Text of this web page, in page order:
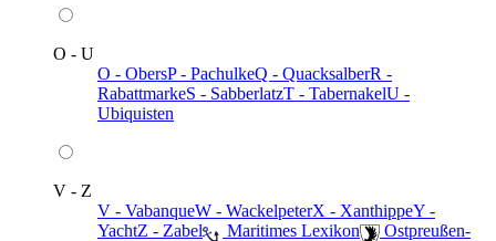
O - U
O - ObersP - PachulkeQ - QuacksalberR -
RabattmarkeS - SabberlatzT - TabernakelU -
Ubiquisten
V - Z
V - VabanqueW - WackelpeterX - XanthippeY -
YachtZ - Zabel ️ Maritimes Lexikon
️ Ostpreußen-